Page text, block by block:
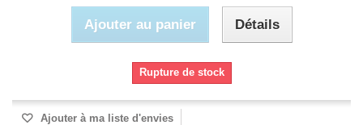
Ajouter au panier Détails
Rupture de stock
Ajouter à ma liste d'envies